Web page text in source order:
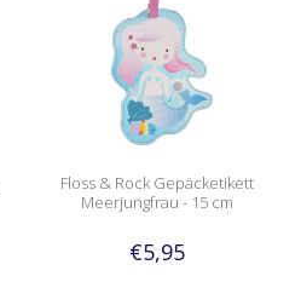
Floss & Rock Gepäcketikett
Meerjungfrau - 15 cm
€5,95